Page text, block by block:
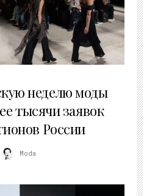
неделю моды
тысячи заявок
России
Moda